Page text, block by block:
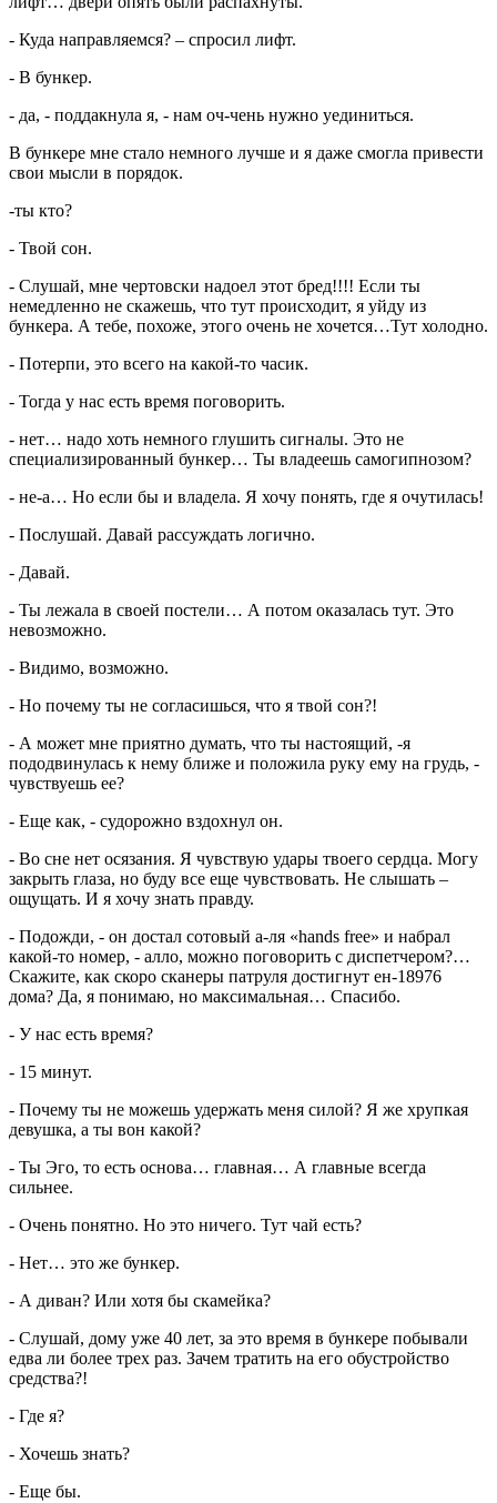
- Куда направляемся? – спросил лифт.
- В бункер.
- да, - поддакнула я, - нам оч-чень нужно уединиться.
В бункере мне стало немного лучше и я даже смогла привести
свои мысли в порядок.
-ты кто?
- Твой сон.
- Слушай, мне чертовски надоел этот бред!!!! Если ты
немедленно не скажешь, что тут происходит, я уйду из
бункера. А тебе, похоже, этого очень не хочется…Тут холодно.
- Потерпи, это всего на какой-то часик.
- Тогда у нас есть время поговорить.
- нет… надо хоть немного глушить сигналы. Это не
специализированный бункер… Ты владеешь самогипнозом?
- не-а… Но если бы и владела. Я хочу понять, где я очутилась!
- Послушай. Давай рассуждать логично.
- Давай.
- Ты лежала в своей постели… А потом оказалась тут. Это
невозможно.
- Видимо, возможно.
- Но почему ты не согласишься, что я твой сон?!
- А может мне приятно думать, что ты настоящий, -я
пододвинулась к нему ближе и положила руку ему на грудь, -
чувствуешь ее?
- Еще как, - судорожно вздохнул он.
- Во сне нет осязания. Я чувствую удары твоего сердца. Могу
закрыть глаза, но буду все еще чувствовать. Не слышать –
ощущать. И я хочу знать правду.
- Подожди, - он достал сотовый а-ля «hands free» и набрал
какой-то номер, - алло, можно поговорить с диспетчером?…
Скажите, как скоро сканеры патруля достигнут ен-18976
дома? Да, я понимаю, но максимальная… Спасибо.
- У нас есть время?
- 15 минут.
- Почему ты не можешь удержать меня силой? Я же хрупкая
девушка, а ты вон какой?
- Ты Эго, то есть основа… главная… А главные всегда
сильнее.
- Очень понятно. Но это ничего. Тут чай есть?
- Нет… это же бункер.
- А диван? Или хотя бы скамейка?
- Слушай, дому уже 40 лет, за это время в бункере побывали
едва ли более трех раз. Зачем тратить на его обустройство
средства?!
- Где я?
- Хочешь знать?
- Еще бы.